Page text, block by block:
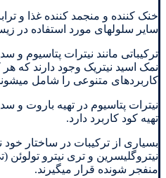
خنک کننده و منجمد کننده غذا و
سایر سلولهای مورد استفاده
ترکیباتی مانند نیترات پتاسیوم و
نمک اسید نیتریک وجود دارند که هر
کاربردهای متنوعی را شامل
نیترات پتاسیوم در تهیه باروت و
تهیه کود کاربرد دارد.
بسیاری از ترکیبات در ساختار خود
نیتروگلیسرین و تری نیترو
منفجر شونده قرار میگیرند.